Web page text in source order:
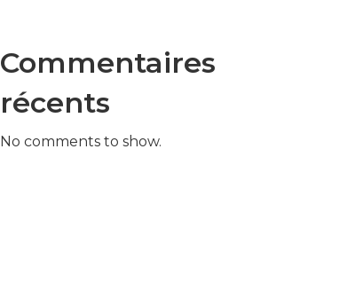
Commentaires
récents
No comments to show.